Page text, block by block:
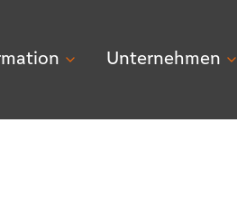
Unternehmen